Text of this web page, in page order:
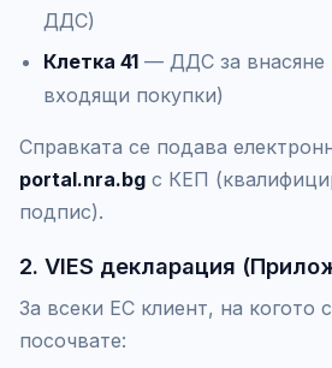
ДДС)
Клетка 41 — ДДС за внасяне
входящи покупки)
Справката се подава
portal.nra.bg с КЕП
подпис).
2. VIES декларация
За всеки ЕС клиент, на когото
посочвате: